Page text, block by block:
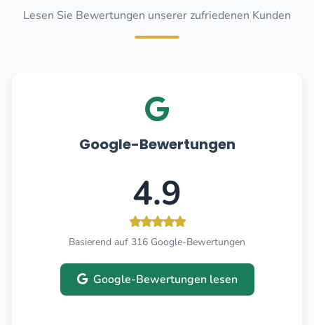
Lesen Sie Bewertungen unserer zufriedenen Kunden
Google-Bewertungen
4.9
Basierend auf 316 Google-Bewertungen
Google-Bewertungen lesen